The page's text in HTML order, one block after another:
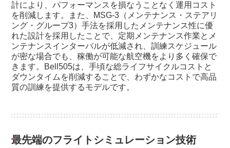
計により、パフォーマンスを損なうことなく運用コスト
を削減します。また、MSG-3（メンテナンス・ステアリ
ング・グループ3）手法を採用したメンテナンス性に優
れた設計を採用したことで、定期メンテナンス作業とメ
ンテナンスインターバルが低減され、訓練スケジュール
が密な場合でも、稼働が可能な航空機をより多く確保で
きます。Bell505は、手頃な総ライフサイクルコストと
ダウンタイムを削減することで、わずかなコストで高品
質の訓練を提供するモデルです。
最先端のフライトシミュレーション技術